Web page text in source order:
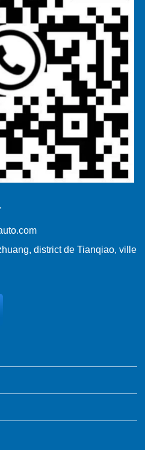
district de Tianqiao, ville